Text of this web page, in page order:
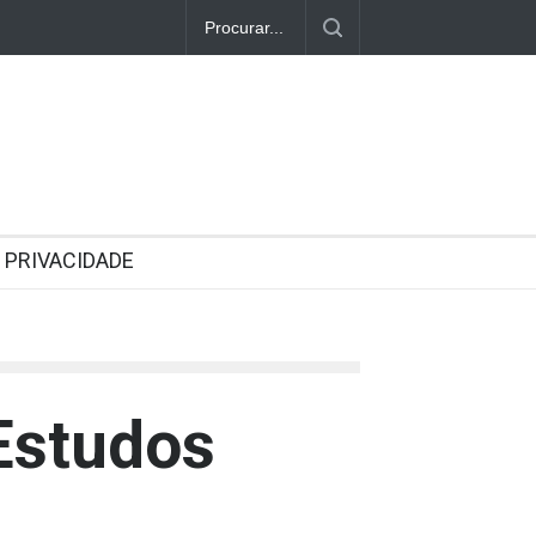
PRIVACIDADE